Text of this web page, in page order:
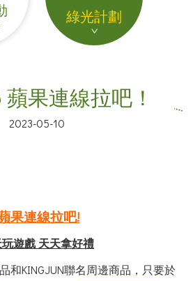
綠光計劃
果連線拉吧！
2023-05-10
果連線拉吧!
遊戲 天天拿好禮
和KINGJUN聯名周邊商品，只要於